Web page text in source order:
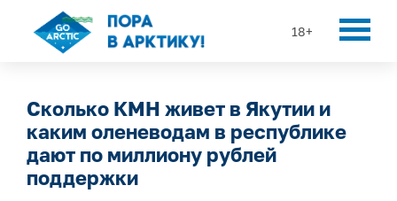
18+
Сколько КМН живет в Якутии и
каким оленеводам в республике
дают по миллиону рублей
поддержки